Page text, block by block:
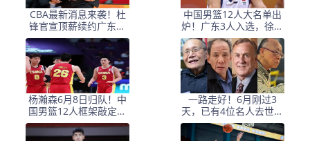
CBA最新消息来袭！杜
锋官宣顶薪续约广东男
篮，杨鸣婉拒执教北控
中国男篮12人大名单出
炉！广东3人入选，徐昕
国家队首秀，胡明轩轮
休
杨瀚森6月8日归队！中
国男篮12人框架敲定，
锋线王牌竟是他？
一路走好！6月刚过3
天，已有4位名人去世，
姚明等人发文悼念